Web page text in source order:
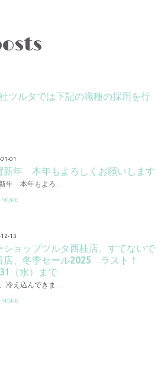
ツルタでは下記の職種の採用を行
01
新年 本年もよろしくお願いします
年 本年もよろ…
MORE
13
ショップツルタ西桂店、すてないで
店、冬季セール2025 ラスト！
（水）まで
冷え込んできま…
MORE